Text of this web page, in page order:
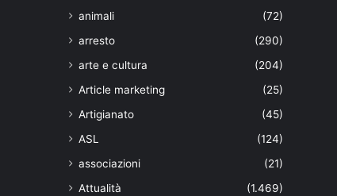
animali
(72)
arresto
(290)
arte e cultura
(204)
Article marketing
(25)
Artigianato
(45)
ASL
(124)
associazioni
(21)
Attualità
(1.469)